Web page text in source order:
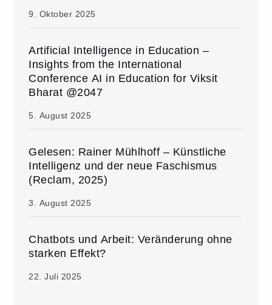
9. Oktober 2025
Artificial Intelligence in Education –
Insights from the International
Conference AI in Education for Viksit
Bharat @2047
5. August 2025
Gelesen: Rainer Mühlhoff – Künstliche
Intelligenz und der neue Faschismus
(Reclam, 2025)
3. August 2025
Chatbots und Arbeit: Veränderung ohne
starken Effekt?
22. Juli 2025